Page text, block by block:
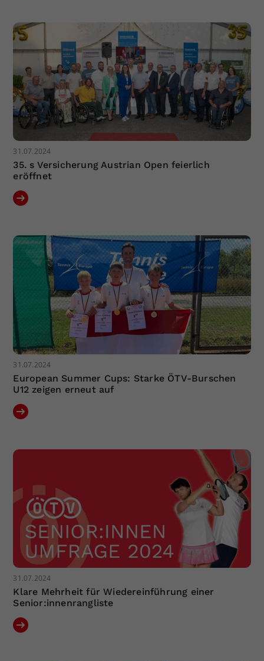
31.07.2024
35. s Versicherung Austrian Open feierlich
eröffnet
31.07.2024
European Summer Cups: Starke ÖTV-Burschen
U12 zeigen erneut auf
31.07.2024
Klare Mehrheit für Wiedereinführung einer
Senior:innenrangliste
Zweck
Einstellungen. Unter anderem eine
zufällig generierte ID, für die
historische Speicherung Ihrer
vorgenommen Einstellungen, falls der
Webseiten-Betreiber dies eingestellt
hat.